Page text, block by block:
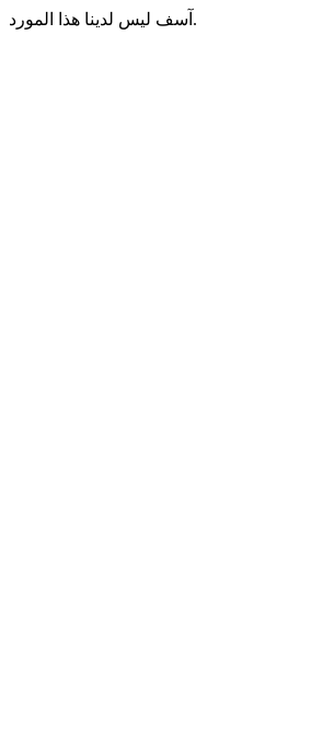
آسف ليس لدينا هذا المورد.